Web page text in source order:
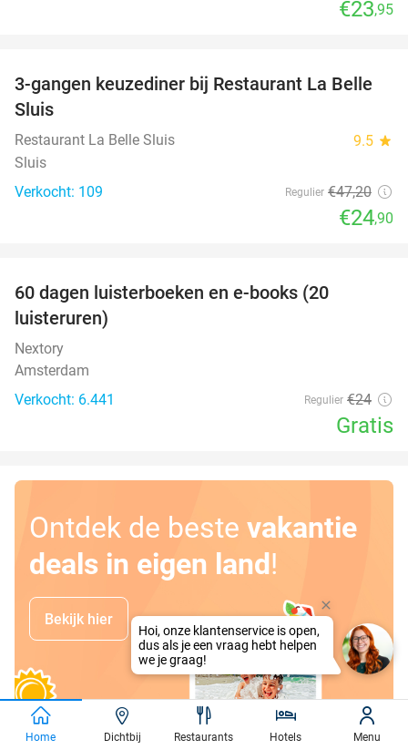
€23,95
47%
3-gangen keuzediner bij Restaurant La Belle
Sluis
Restaurant La Belle Sluis 9.5 star
Sluis
Verkocht: 109
Regulier €47,20
€24,90
60 dagen luisterboeken en e-books (20
luisteruren)
Nextory
Amsterdam
Verkocht: 6.441
Regulier €24
Gratis
Ontdek de beste vakantie
deals in eigen land!
Bekijk hier
Home Dichtbij Restaurants Hotels Menu
Hoi, onze klantenservice is open,
dus als je een vraag hebt helpen
we je graag!